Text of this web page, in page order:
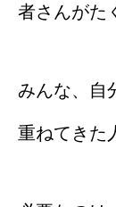
者さんがた
みんな、自
重ねてきた